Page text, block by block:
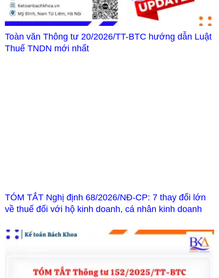
Toàn văn Thông tư 20/2026/TT-BTC hướng dẫn Luật
Thuế TNDN mới nhất
TÓM TẮT Nghị định 68/2026/NĐ-CP: 7 thay đổi lớn
về thuế đối với hộ kinh doanh, cá nhân kinh doanh